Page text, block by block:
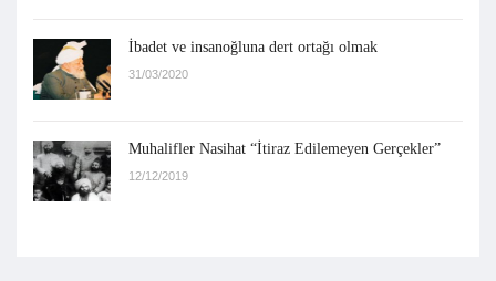
İbadet ve insanoğluna dert ortağı olmak
31/03/2020
Muhalifler Nasihat “İtiraz Edilemeyen Gerçekler”
12/12/2019